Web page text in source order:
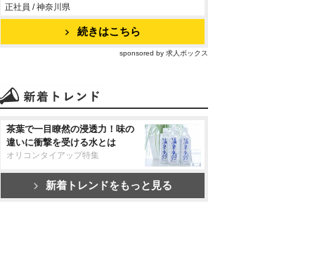
正社員 / 神奈川県
続きはこちら
sponsored by 求人ボックス
茶葉で一目瞭然の浸透力！味の
違いに衝撃を受ける水とは
オリコンタイアップ特集
新着トレンドをもっと見る